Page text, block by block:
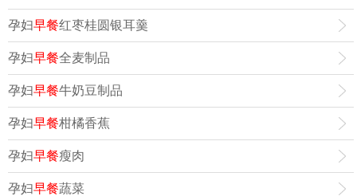
孕妇早餐红枣桂圆银耳羹
孕妇早餐全麦制品
孕妇早餐牛奶豆制品
孕妇早餐柑橘香蕉
孕妇早餐瘦肉
孕妇早餐蔬菜